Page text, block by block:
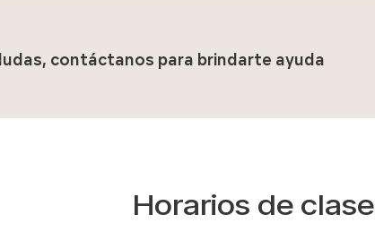
contáctanos para brindarte ayuda
Horarios de clase